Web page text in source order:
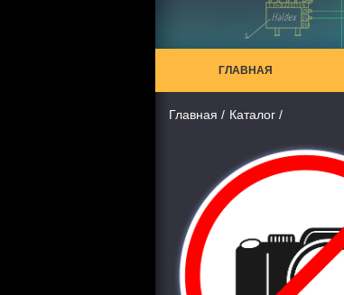
ГЛАВНАЯ
Главная Каталог